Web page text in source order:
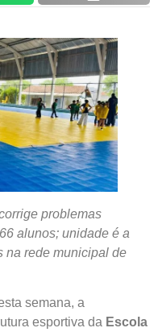
problemas
alunos; unidade é a
na rede municipal de
semana, a
esportiva da Escola